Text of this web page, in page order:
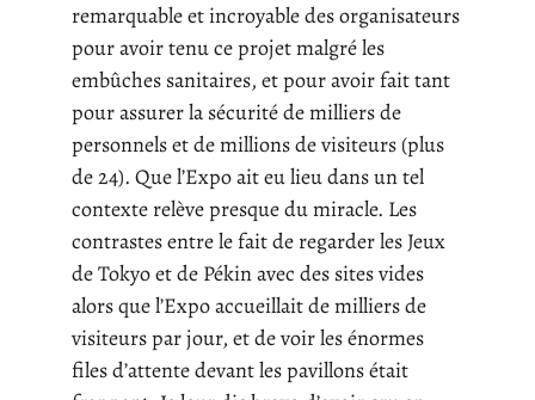
remarquable et incroyable des organisateurs
pour avoir tenu ce projet malgré les
embûches sanitaires, et pour avoir fait tant
pour assurer la sécurité de milliers de
personnels et de millions de visiteurs (plus
de 24). Que l’Expo ait eu lieu dans un tel
contexte relève presque du miracle. Les
contrastes entre le fait de regarder les Jeux
de Tokyo et de Pékin avec des sites vides
alors que l’Expo accueillait de milliers de
visiteurs par jour, et de voir les énormes
files d’attente devant les pavillons était